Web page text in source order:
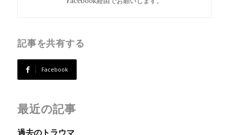
記事を共有する
Facebook
最近の記事